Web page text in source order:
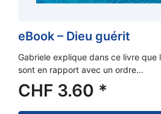
eBook – Dieu guérit
Gabriele explique dans ce livre que
sont en rapport avec un ordre…
CHF 3.60 *